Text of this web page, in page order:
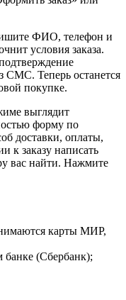
ФИО, телефон и
условия заказа.
СМС. Теперь останется
покупке.
выглядит
форму по
доставки, оплаты,
к заказу написать
вас найти. Нажмите
карты МИР,
банке (Сбербанк);